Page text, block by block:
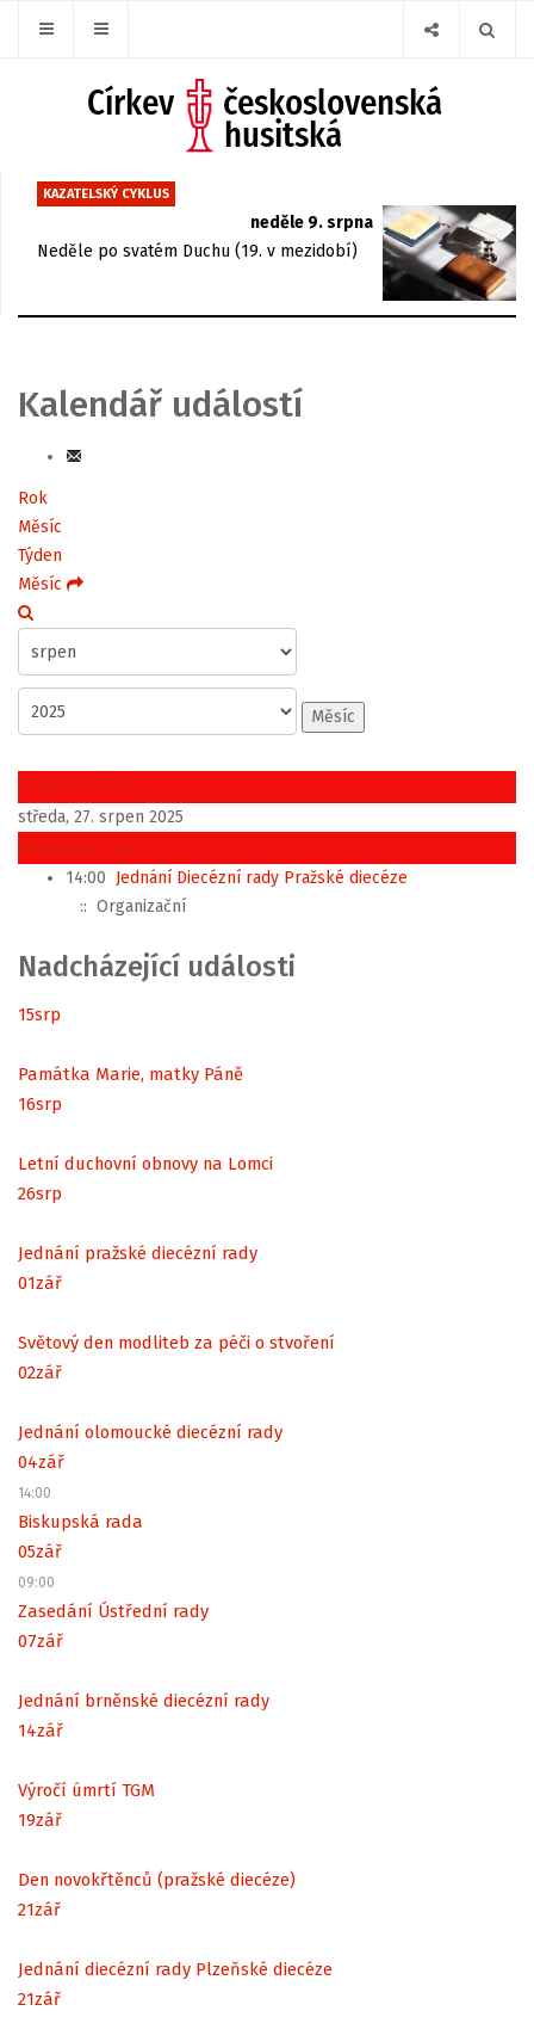
KAZATELSKÝ CYKLUS
neděle 9. srpna
Neděle po svatém Duchu (19. v mezidobí)
Kalendář událostí
Rok
Měsíc
Týden
Měsíc
Měsíc
Předchozí den
středa, 27. srpen 2025
Následující den
14:00 Jednání Diecézní rady Pražské diecéze
:: Organizační
Nadcházející události
15srp
Památka Marie, matky Páně
16srp
Letní duchovní obnovy na Lomci
26srp
Jednání pražské diecézní rady
01zář
Světový den modliteb za péči o stvoření
02zář
Jednání olomoucké diecézní rady
04zář
14:00
Biskupská rada
05zář
09:00
Zasedání Ústřední rady
07zář
Jednání brněnské diecézní rady
14zář
Výročí úmrtí TGM
19zář
Den novokřtěnců (pražské diecéze)
21zář
Jednání diecézní rady Plzeňské diecéze
21zář